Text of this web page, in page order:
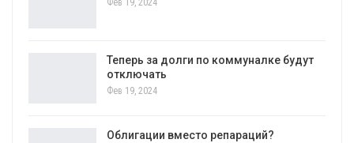
Теперь за долги по коммуналке будут
отключать
Фев 19, 2024
Облигации вместо репараций?